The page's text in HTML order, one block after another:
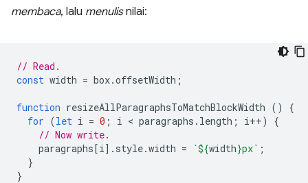
membaca, lalu menulisnilai:
// Read.
const width = box.offsetWidth ;
function resizeAllParagraphsToMatchBlockWidth ()
{
for (let i = 0 ; i < paragraphs . length ; i++)
{
// Now write.
paragraphs[i]. style.width = `${width}px` ;
}
}